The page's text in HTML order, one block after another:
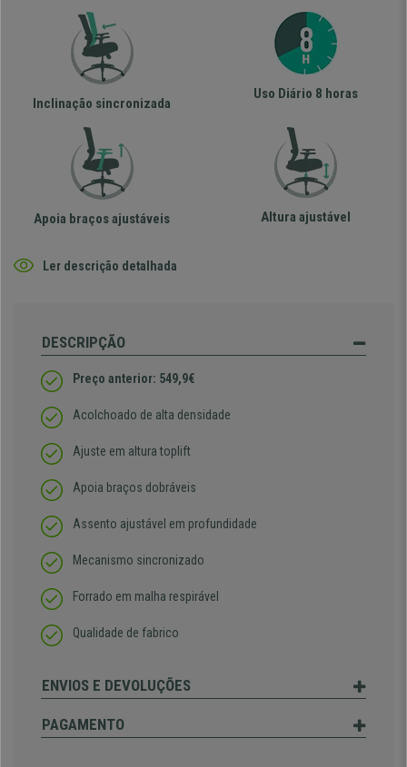
Inclinação sincronizada
Uso Diário 8 horas
Apoia braços ajustáveis Altura ajustável
Ler descrição detalhada
DESCRIPÇÃO
Preço anterior: 549,9€
Acolchoado de alta densidade
Ajuste em altura toplift
Apoia braços dobráveis
Assento ajustável em profundidade
Mecanismo sincronizado
Forrado em malha respirável
Qualidade de fabrico
ENVIOS E DEVOLUÇÕES
PAGAMENTO